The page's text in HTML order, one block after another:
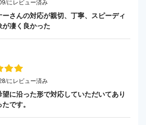
にレビュー済み
ーさんの対応が親切、丁寧、スピーディ
が凄く良かった
にレビュー済み
望に沿った形で対応していただいてあり
です。